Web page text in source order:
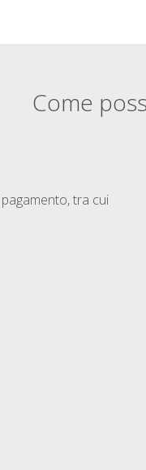
Come
tra cui